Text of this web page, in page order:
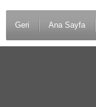
Geri Ana Sayfa